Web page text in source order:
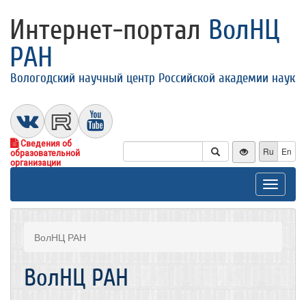
Интернет-портал ВолНЦ
РАН
Вологодский научный центр Российской академии наук
Сведения об
образовательной
организации
Ru En
Toggle
ВолНЦ РАН
ВолНЦ РАН